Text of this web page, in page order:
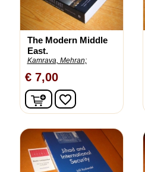
The Modern Middle
East.
Kamrava, Mehran;
€ 7,00
In winkelwagen
favorite_border